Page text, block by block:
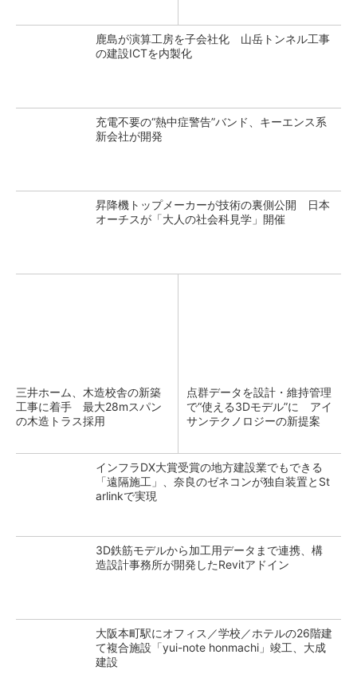
鹿島が演算工房を子会社化 山岳トンネル工事
の建設ICTを内製化
充電不要の“熱中症警告”バンド、キーエンス系
新会社が開発
昇降機トップメーカーが技術の裏側公開 日本
オーチスが「大人の社会科見学」開催
三井ホーム、木造校舎の新築
工事に着手 最大28mスパン
の木造トラス採用
点群データを設計・維持管理
で“使える3Dモデル”に アイ
サンテクノロジーの新提案
インフラDX大賞受賞の地方建設業でもできる
「遠隔施工」、奈良のゼネコンが独自装置とSt
arlinkで実現
3D鉄筋モデルから加工用データまで連携、構
造設計事務所が開発したRevitアドイン
大阪本町駅にオフィス／学校／ホテルの26階建
て複合施設「yui-note honmachi」竣工、大成
建設